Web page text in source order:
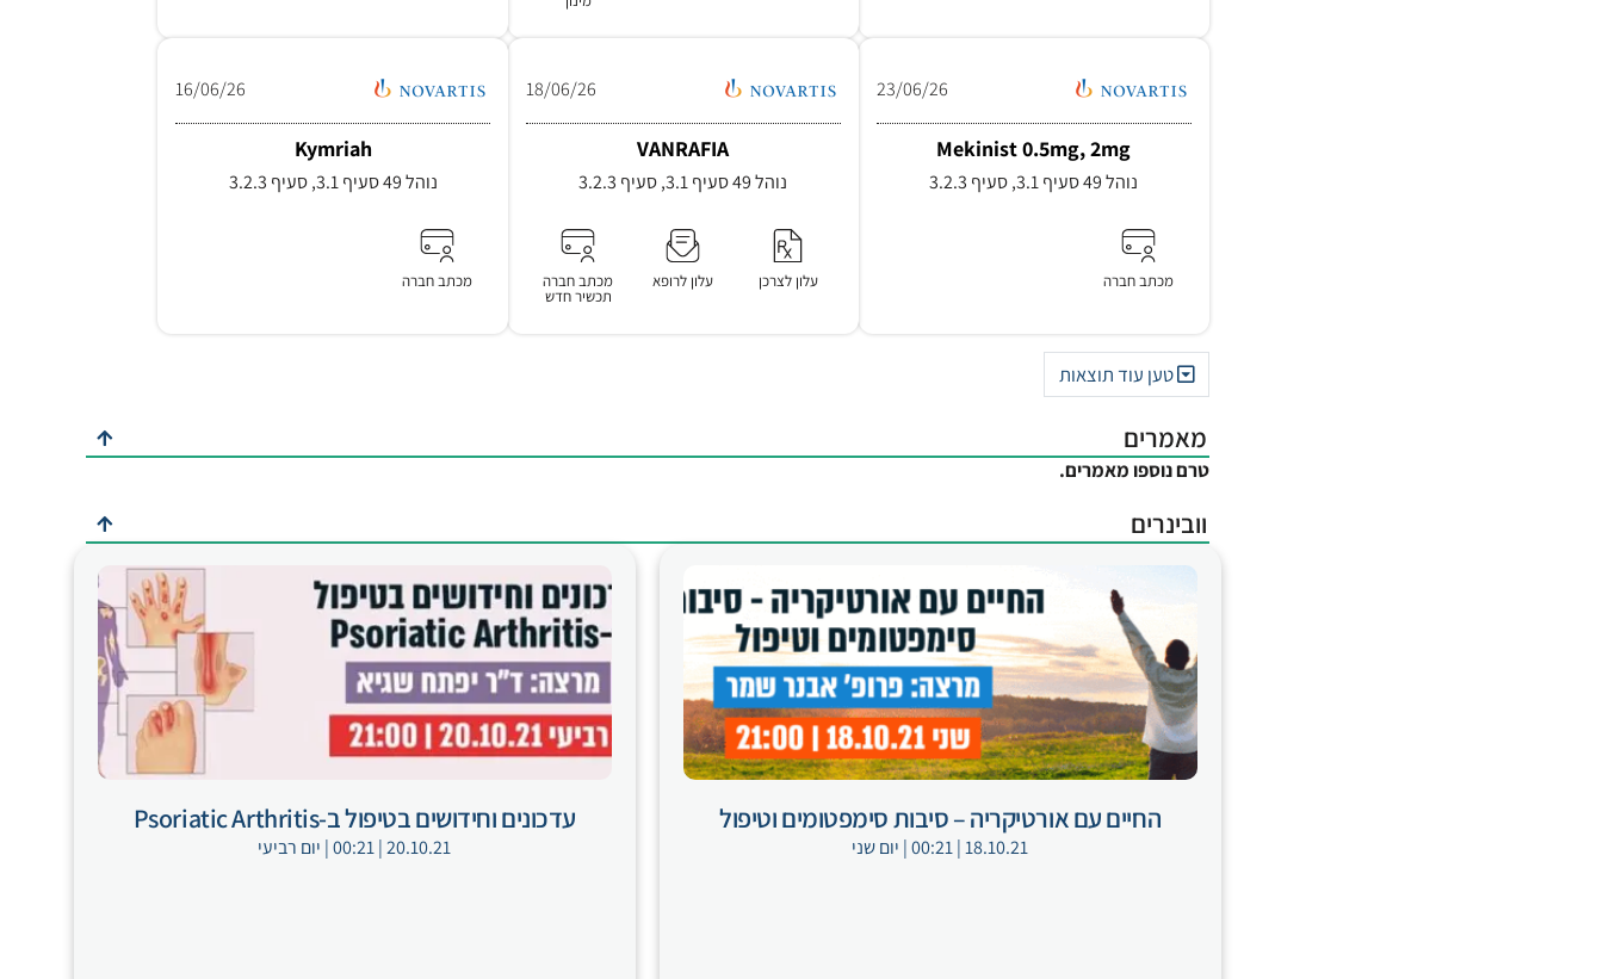
23/06/26
Mekinist 0.5mg, 2mg
נוהל 49 סעיף 3.1, סעיף 3.2.3
מכתב חברה
18/06/26
VANRAFIA
נוהל 49 סעיף 3.1, סעיף 3.2.3
עלון לצרכן עלון לרופא מכתב חברה
תכשיר חדש
16/06/26
Kymriah
נוהל 49 סעיף 3.1, סעיף 3.2.3
מכתב חברה
טען עוד תוצאות
מאמרים
טרם נוספו מאמרים.
וובינרים
החיים עם אורטיקריה – סיבות סימפטומים וטיפול
18.10.21 | 00:21 | יום שני
עדכונים וחידושים בטיפול ב-Psoriatic Arthritis
20.10.21 | 00:21 | יום רביעי